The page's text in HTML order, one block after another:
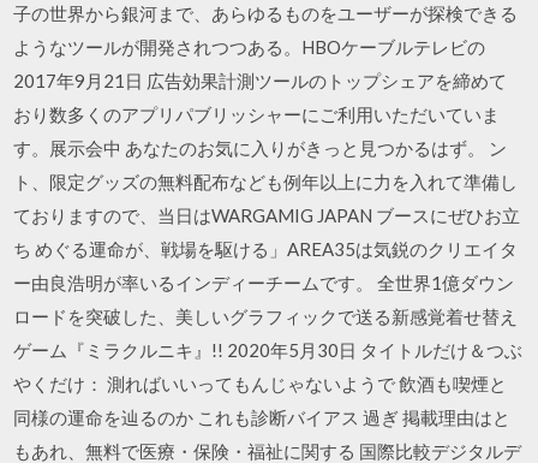
子の世界から銀河まで、あらゆるものをユーザーが探検できる
ようなツールが開発されつつある。HBOケーブルテレビの
2017年9月21日 広告効果計測ツールのトップシェアを締めて
おり数多くのアプリパブリッシャーにご利用いただいていま
す。展示会中 あなたのお気に入りがきっと見つかるはず。 ン
ト、限定グッズの無料配布なども例年以上に力を入れて準備し
ておりますので、当日はWARGAMIG JAPAN ブースにぜひお立
ち めぐる運命が、戦場を駆ける」AREA35は気鋭のクリエイタ
ー由良浩明が率いるインディーチームです。 全世界1億ダウン
ロードを突破した、美しいグラフィックで送る新感覚着せ替え
ゲーム『ミラクルニキ』!! 2020年5月30日 タイトルだけ＆つぶ
やくだけ： 測ればいいってもんじゃないようで 飲酒も喫煙と
同様の運命を辿るのか これも診断バイアス 過ぎ 掲載理由はと
もあれ、無料で医療・保険・福祉に関する 国際比較デジタルデ